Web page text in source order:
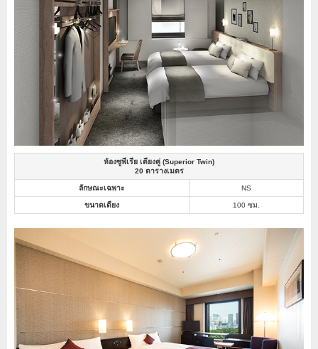
ห้องซูพีเรีย เตียงคู่ (Superior Twin)
20 ตารางเมตร
ลักษณะเฉพาะ NS
ขนาดเตียง 100 ซม.